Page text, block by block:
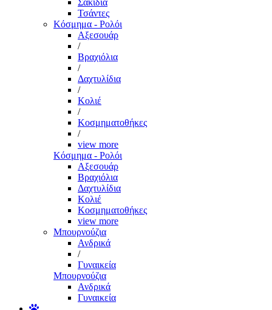
Σακίδια
Τσάντες
Κόσμημα - Ρολόι
Αξεσουάρ
/
Βραχιόλια
/
Δαχτυλίδια
/
Κολιέ
/
Κοσμηματοθήκες
/
view more
Κόσμημα - Ρολόι
Αξεσουάρ
Βραχιόλια
Δαχτυλίδια
Κολιέ
Κοσμηματοθήκες
view more
Μπουρνούζια
Ανδρικά
/
Γυναικεία
Μπουρνούζια
Ανδρικά
Γυναικεία